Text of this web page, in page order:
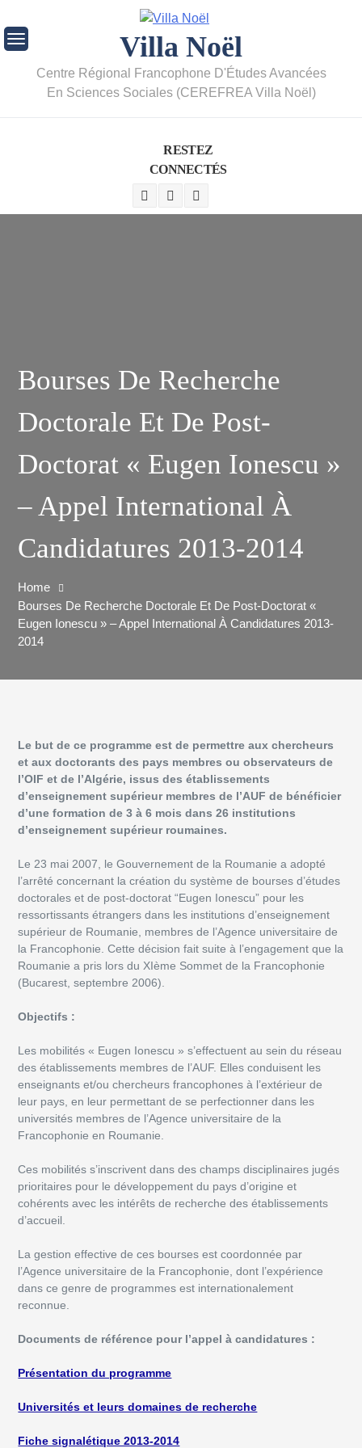
Villa Noël
Centre Régional Francophone D'Études Avancées
En Sciences Sociales (CEREFREA Villa Noël)
RESTEZ
CONNECTÉS
Bourses De Recherche
Doctorale Et De Post-
Doctorat « Eugen Ionescu »
– Appel International À
Candidatures 2013-2014
Home
Bourses De Recherche Doctorale Et De Post-Doctorat «
Eugen Ionescu » – Appel International À Candidatures 2013-
2014
Le but de ce programme est de permettre aux chercheurs
et aux doctorants des pays membres ou observateurs de
l’OIF et de l’Algérie, issus des établissements
d’enseignement supérieur membres de l’AUF de bénéficier
d’une formation de 3 à 6 mois dans 26 institutions
d’enseignement supérieur roumaines.
Le 23 mai 2007, le Gouvernement de la Roumanie a adopté
l’arrêté concernant la création du système de bourses d’études
doctorales et de post-doctorat “Eugen Ionescu” pour les
ressortissants étrangers dans les institutions d’enseignement
supérieur de Roumanie, membres de l’Agence universitaire de
la Francophonie. Cette décision fait suite à l’engagement que la
Roumanie a pris lors du XIème Sommet de la Francophonie
(Bucarest, septembre 2006).
Objectifs :
Les mobilités « Eugen Ionescu » s’effectuent au sein du réseau
des établissements membres de l’AUF. Elles conduisent les
enseignants et/ou chercheurs francophones à l’extérieur de
leur pays, en leur permettant de se perfectionner dans les
universités membres de l’Agence universitaire de la
Francophonie en Roumanie.
Ces mobilités s’inscrivent dans des champs disciplinaires jugés
prioritaires pour le développement du pays d’origine et
cohérents avec les intérêts de recherche des établissements
d’accueil.
La gestion effective de ces bourses est coordonnée par
l’Agence universitaire de la Francophonie, dont l’expérience
dans ce genre de programmes est internationalement
reconnue.
Documents de référence pour l’appel à candidatures :
Présentation du programme
Universités et leurs domaines de recherche
Fiche signalétique 2013-2014